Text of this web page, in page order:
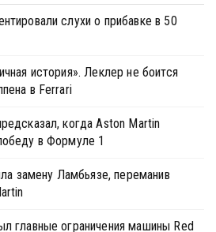
слухи о прибавке в 50
история». Леклер не боится
в Ferrari
когда Aston Martin
в Формуле 1
замену Ламбьязе, переманив
главные ограничения машины Red